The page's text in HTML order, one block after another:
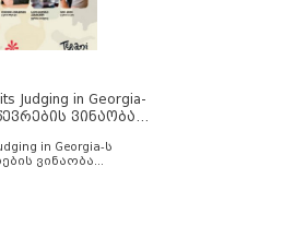
Judging in Georgia-
ვინაობა
in Georgia-ს
ვინაობა